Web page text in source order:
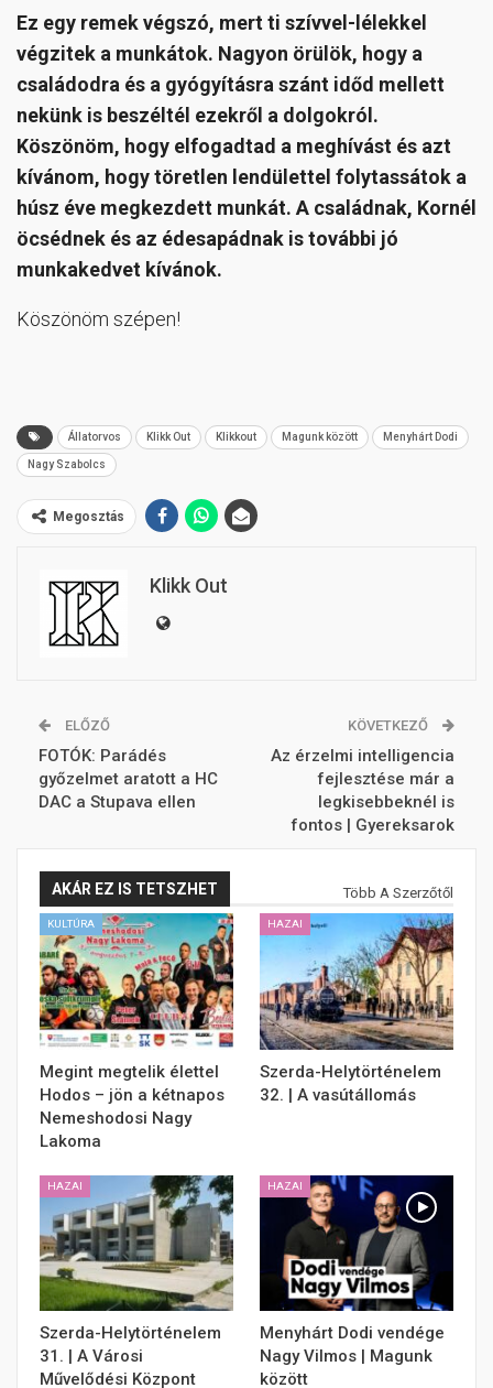
Ez egy remek végszó, mert ti szívvel-lélekkel
végzitek a munkátok. Nagyon örülök, hogy a
családodra és a gyógyításra szánt időd mellett
nekünk is beszéltél ezekről a dolgokról.
Köszönöm, hogy elfogadtad a meghívást és azt
kívánom, hogy töretlen lendülettel folytassátok a
húsz éve megkezdett munkát. A családnak, Kornél
öcsédnek és az édesapádnak is további jó
munkakedvet kívánok.
Köszönöm szépen!
Állatorvos Klikk Out Klikkout Magunk között Menyhárt Dodi
Nagy Szabolcs
Megosztás
Klikk Out
ELŐZŐ
FOTÓK: Parádés
győzelmet aratott a HC
DAC a Stupava ellen
KÖVETKEZŐ
Az érzelmi intelligencia
fejlesztése már a
legkisebbeknél is
fontos | Gyereksarok
AKÁR EZ IS TETSZHET Több A Szerzőtől
KULTÚRA
Megint megtelik élettel
Hodos – jön a kétnapos
Nemeshodosi Nagy
Lakoma
HAZAI
Szerda-Helytörténelem
32. | A vasútállomás
HAZAI
Szerda-Helytörténelem
31. | A Városi
Művelődési Központ
HAZAI
Menyhárt Dodi vendége
Nagy Vilmos | Magunk
között